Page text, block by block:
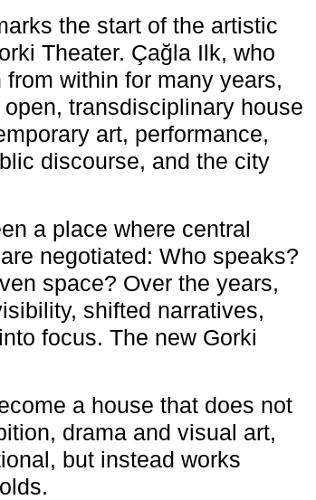
the start of the artistic
Theater. Çağla Ilk, who
within for many years,
transdisciplinary house
art, performance,
discourse, and the city
a place where central
negotiated: Who speaks?
space? Over the years,
shifted narratives,
focus. The new Gorki
a house that does not
drama and visual art,
but instead works